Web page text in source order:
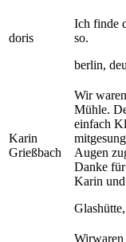
doris
Ich finde
so.
berlin,
Karin
Grießbach
Wir
Mühle.
einfach
Augen
Danke
Karin
Wirwaren